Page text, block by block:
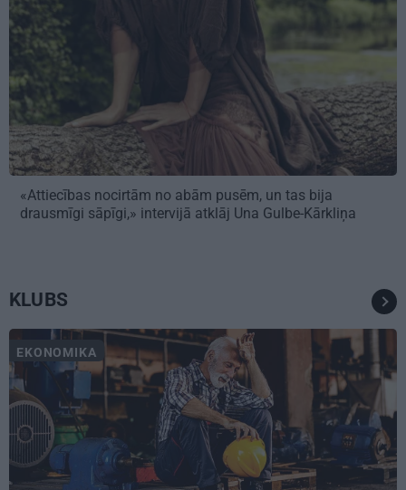
«Attiecības nocirtām no abām pusēm, un tas bija
drausmīgi sāpīgi,» intervijā atklāj Una Gulbe-Kārkliņa
KLUBS
EKONOMIKA